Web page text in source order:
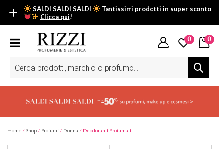
SALDI SALDI SALDI
Tantissimi prodotti in super sconto
Clicca qui!
SALDI SALDI SALDI
Fino al -50% su tantissimi prodotti beauty nella sezione saldi: il
Scopri tutti i prodotti in super saldo!Clicca qui
prodotti
0 0
Home / Shop / Profumi / Donna / Deodoranti Profumati